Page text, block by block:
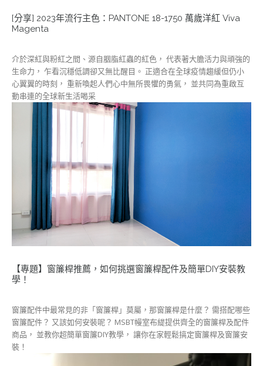
[分享] 2023年流行主色：PANTONE 18-1750 萬歲洋紅 Viva
Magenta
介於深紅與粉紅之間、源自胭脂紅蟲的紅色， 代表著大膽活力與頑強的
生命力， 乍看沉穩低調卻又無比醒目。 正適合在全球疫情趨緩但仍小
心翼翼的時刻， 重新喚起人們心中無所畏懼的勇氣， 並共同為重啟互
動串連的全球新生活喝采
【專題】窗簾桿推薦，如何挑選窗簾桿配件及簡單DIY安裝教
學！
窗簾配件中最常見的非「窗簾桿」莫屬，那窗簾桿是什麼？ 需搭配哪些
窗簾配件？ 又該如何安裝呢？ MSBT幔室布緹提供齊全的窗簾桿及配件
商品， 並教你超簡單窗簾DIY教學， 讓你在家輕鬆搞定窗簾桿及窗簾安
裝！